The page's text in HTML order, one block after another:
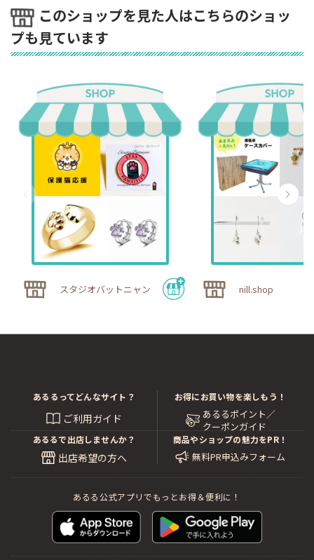
このショップを見た人はこちらのショッ
プも見ています
スタジオバットニャン nill.shop
あるるってどんなサイト？
ご利用ガイド
お得にお買い物を楽しもう！
あるるポイント／
クーポンガイド
あるるで出店しませんか？
出店希望の方へ
商品やショップの魅力をPR！
無料PR申込みフォーム
あるる公式アプリでもっとお得＆便利に！